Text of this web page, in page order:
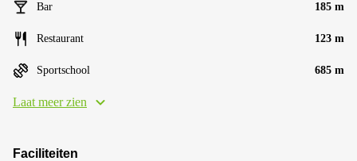
Bar 185 m
Restaurant 123 m
Sportschool 685 m
Laat meer zien
Faciliteiten